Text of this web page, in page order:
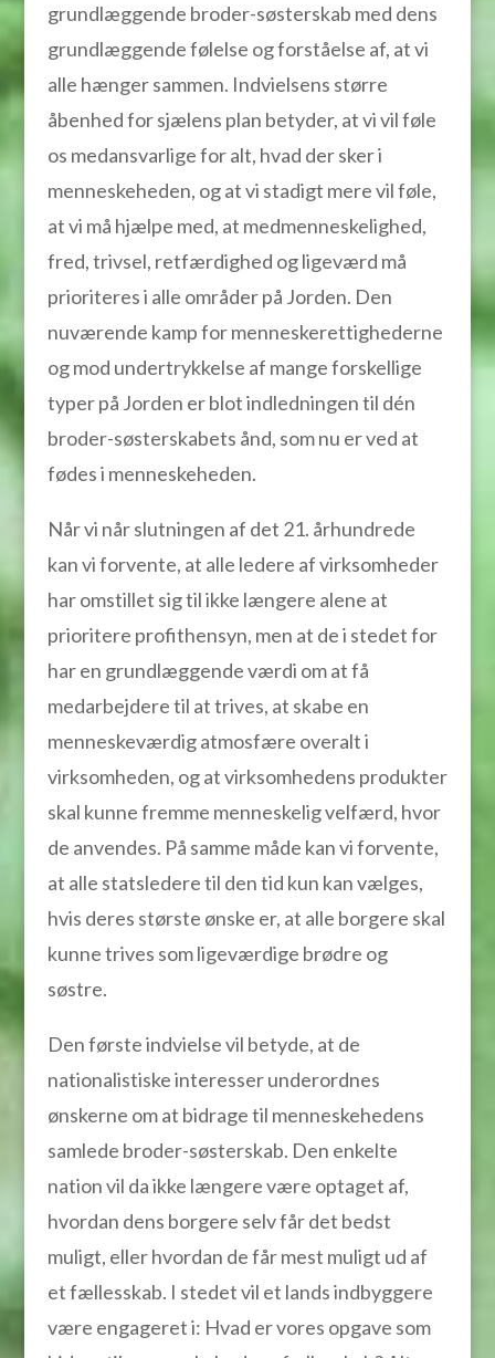
grundlæggende broder-søsterskab med dens
grundlæggende følelse og forståelse af, at vi
alle hænger sammen. Indvielsens større
åbenhed for sjælens plan betyder, at vi vil føle
os medansvarlige for alt, hvad der sker i
menneskeheden, og at vi stadigt mere vil føle,
at vi må hjælpe med, at medmenneskelighed,
fred, trivsel, retfærdighed og ligeværd må
prioriteres i alle områder på Jorden. Den
nuværende kamp for menneskerettighederne
og mod undertrykkelse af mange forskellige
typer på Jorden er blot indledningen til dén
broder-søsterskabets ånd, som nu er ved at
fødes i menneskeheden.
Når vi når slutningen af det 21. århundrede
kan vi forvente, at alle ledere af virksomheder
har omstillet sig til ikke længere alene at
prioritere profithensyn, men at de i stedet for
har en grundlæggende værdi om at få
medarbejdere til at trives, at skabe en
menneskeværdig atmosfære overalt i
virksomheden, og at virksomhedens produkter
skal kunne fremme menneskelig velfærd, hvor
de anvendes. På samme måde kan vi forvente,
at alle statsledere til den tid kun kan vælges,
hvis deres største ønske er, at alle borgere skal
kunne trives som ligeværdige brødre og
søstre.
Den første indvielse vil betyde, at de
nationalistiske interesser underordnes
ønskerne om at bidrage til menneskehedens
samlede broder-søsterskab. Den enkelte
nation vil da ikke længere være optaget af,
hvordan dens borgere selv får det bedst
muligt, eller hvordan de får mest muligt ud af
et fællesskab. I stedet vil et lands indbyggere
være engageret i: Hvad er vores opgave som